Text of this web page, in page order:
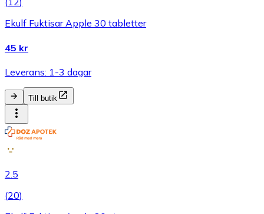
Ekulf Fuktisar Apple 30 tabletter
45 kr
Leverans: 1-3 dagar
Till butik
2.5
(20)